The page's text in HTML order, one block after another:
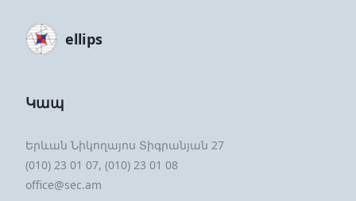
ellips
Կապ
Երևան Նիկողայոս Տիգրանյան 27
(010) 23 01 07, (010) 23 01 08
office@sec.am